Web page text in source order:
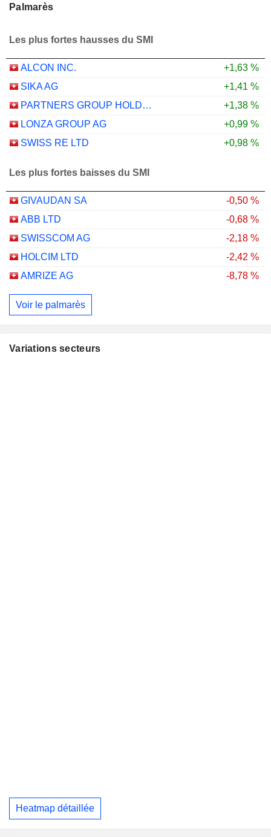
Palmarès
Les plus fortes hausses du SMI
ALCON INC.
+1,63 %
SIKA AG
+1,41 %
PARTNERS GROUP HOLDING AG
+1,38 %
LONZA GROUP AG
+0,99 %
SWISS RE LTD
+0,98 %
Les plus fortes baisses du SMI
GIVAUDAN SA
-0,50 %
ABB LTD
-0,68 %
SWISSCOM AG
-2,18 %
HOLCIM LTD
-2,42 %
AMRIZE AG
-8,78 %
Voir le palmarès
Variations secteurs
Heatmap détaillée